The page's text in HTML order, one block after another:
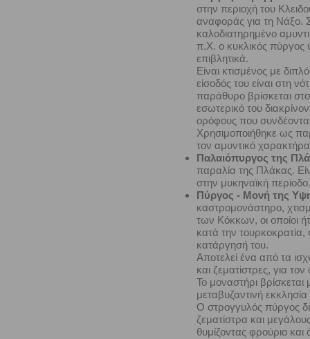
στην περιοχή του
αναφοράς για τη Νάξο.
καλοδιατηρημένο
π.Χ. ο κυκλικός πύργος
επιβλητικά.
Είναι κτισμένος με
είσοδός του είναι στη
παράθυρο βρίσκεται
εσωτερικό του
ορόφους που
Χρησιμοποιήθηκε ως
τον αμυντικό
Παλαιόπυργος της
παραλία της Πλάκας.
στην μυκηναϊκή περίοδο.
Πύργος - Μονή της
καστρομονάστηρο,
των Κόκκων, οι οποίοι
κατά την
κατάργησή του.
Αποτελεί ένα από τα
και ζεματίστρες, για
Το μοναστήρι
μεταβυζαντινή
Ο στρογγυλός πύργος
ζεματίστρα και
θυμίζοντας φρούριο και